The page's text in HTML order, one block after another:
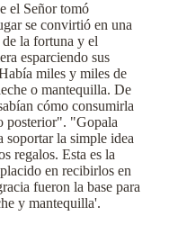
el Señor tomó
se convirtió en una
la fortuna y el
esparciendo sus
miles y miles de
o mantequilla. De
cómo consumirla
posterior". "Gopala
soportar la simple idea
regalos. Esta es la
en recibirlos en
fueron la base para
y mantequilla'.